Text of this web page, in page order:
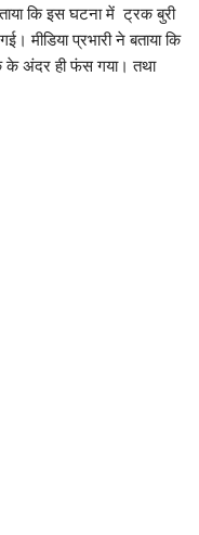
कि इस घटना में ट्रक बुरी
मीडिया प्रभारी ने बताया कि
अंदर ही फंस गया। तथा